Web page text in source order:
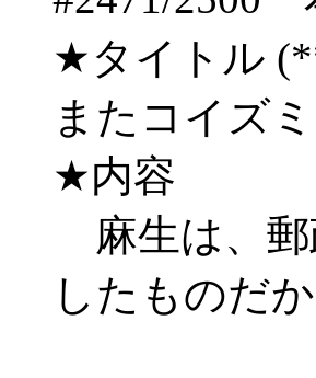
★タイトル
またコイズ
★内容
麻生は、郵
したものだ